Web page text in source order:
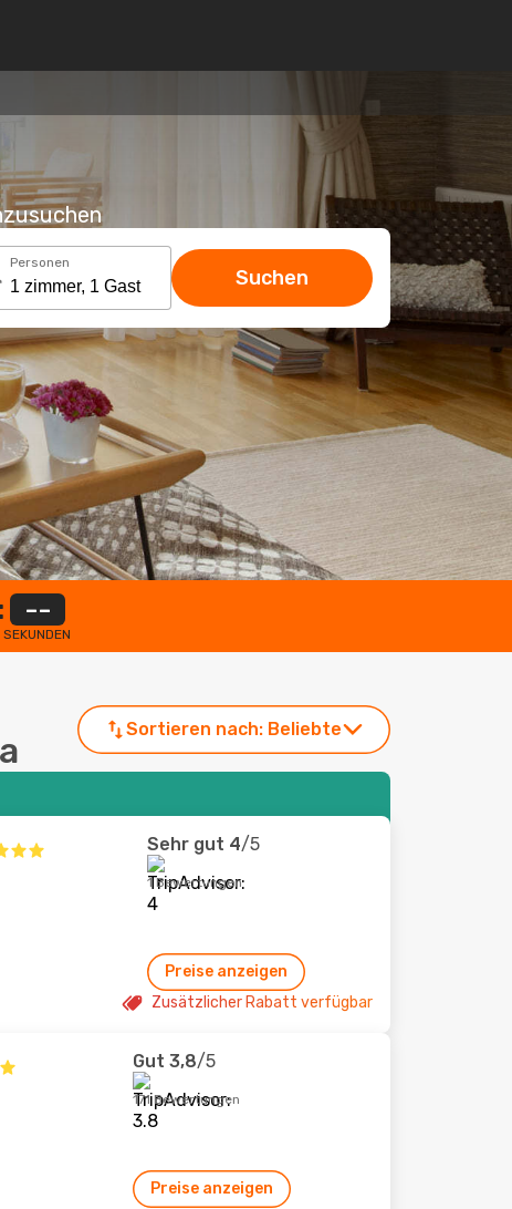
Personen
Suchen
: --
SEKUNDEN
Sortieren nach: Beliebte
Sehr gut 4/5
1 Bewertungen
Preise anzeigen
Zusätzlicher Rabatt verfügbar
Gut 3,8/5
171 Bewertungen
Preise anzeigen